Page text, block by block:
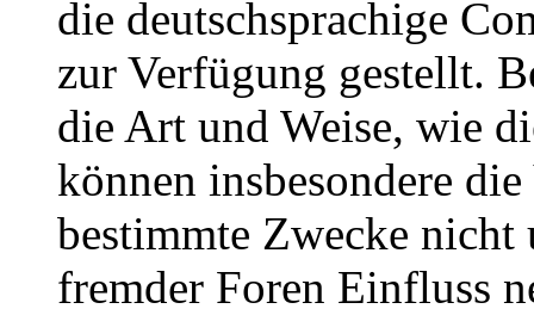
die deutschsprachige
zur Verfügung gestellt.
die Art und Weise, wie
können insbesondere
bestimmte Zwecke nicht
fremder Foren Einfluss